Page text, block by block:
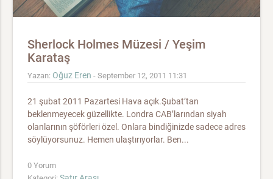
Sherlock Holmes Müzesi / Yeşim
Karataş
Yazan: Oğuz Eren - September 12, 2011 11:31
21 şubat 2011 Pazartesi Hava açık.Şubat’tan
beklenmeyecek güzellikte. Londra CAB’larından siyah
olanlarının şöförleri özel. Onlara bindiğinizde sadece adres
söylüyorsunuz. Hemen ulaştırıyorlar. Ben...
0 Yorum